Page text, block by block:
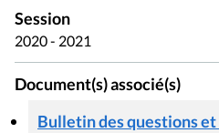
Session
2020 - 2021
Document(s) associé(s)
Bulletin des questions et